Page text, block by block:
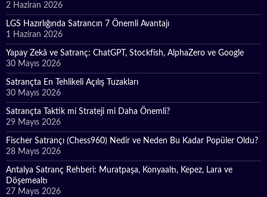
2 Haziran 2026
LGS Hazırlığında Satrancın 7 Önemli Avantajı
1 Haziran 2026
Yapay Zekâ ve Satranç: ChatGPT, Stockfish, AlphaZero ve Google
30 Mayıs 2026
Satrançta En Tehlikeli Açılış Tuzakları
30 Mayıs 2026
Satrançta Taktik mi Strateji mi Daha Önemli?
29 Mayıs 2026
Fischer Satrançı (Chess960) Nedir ve Neden Bu Kadar Popüler Oldu?
28 Mayıs 2026
Antalya Satranç Rehberi: Muratpaşa, Konyaaltı, Kepez, Lara ve
Döşemealtı
27 Mayıs 2026